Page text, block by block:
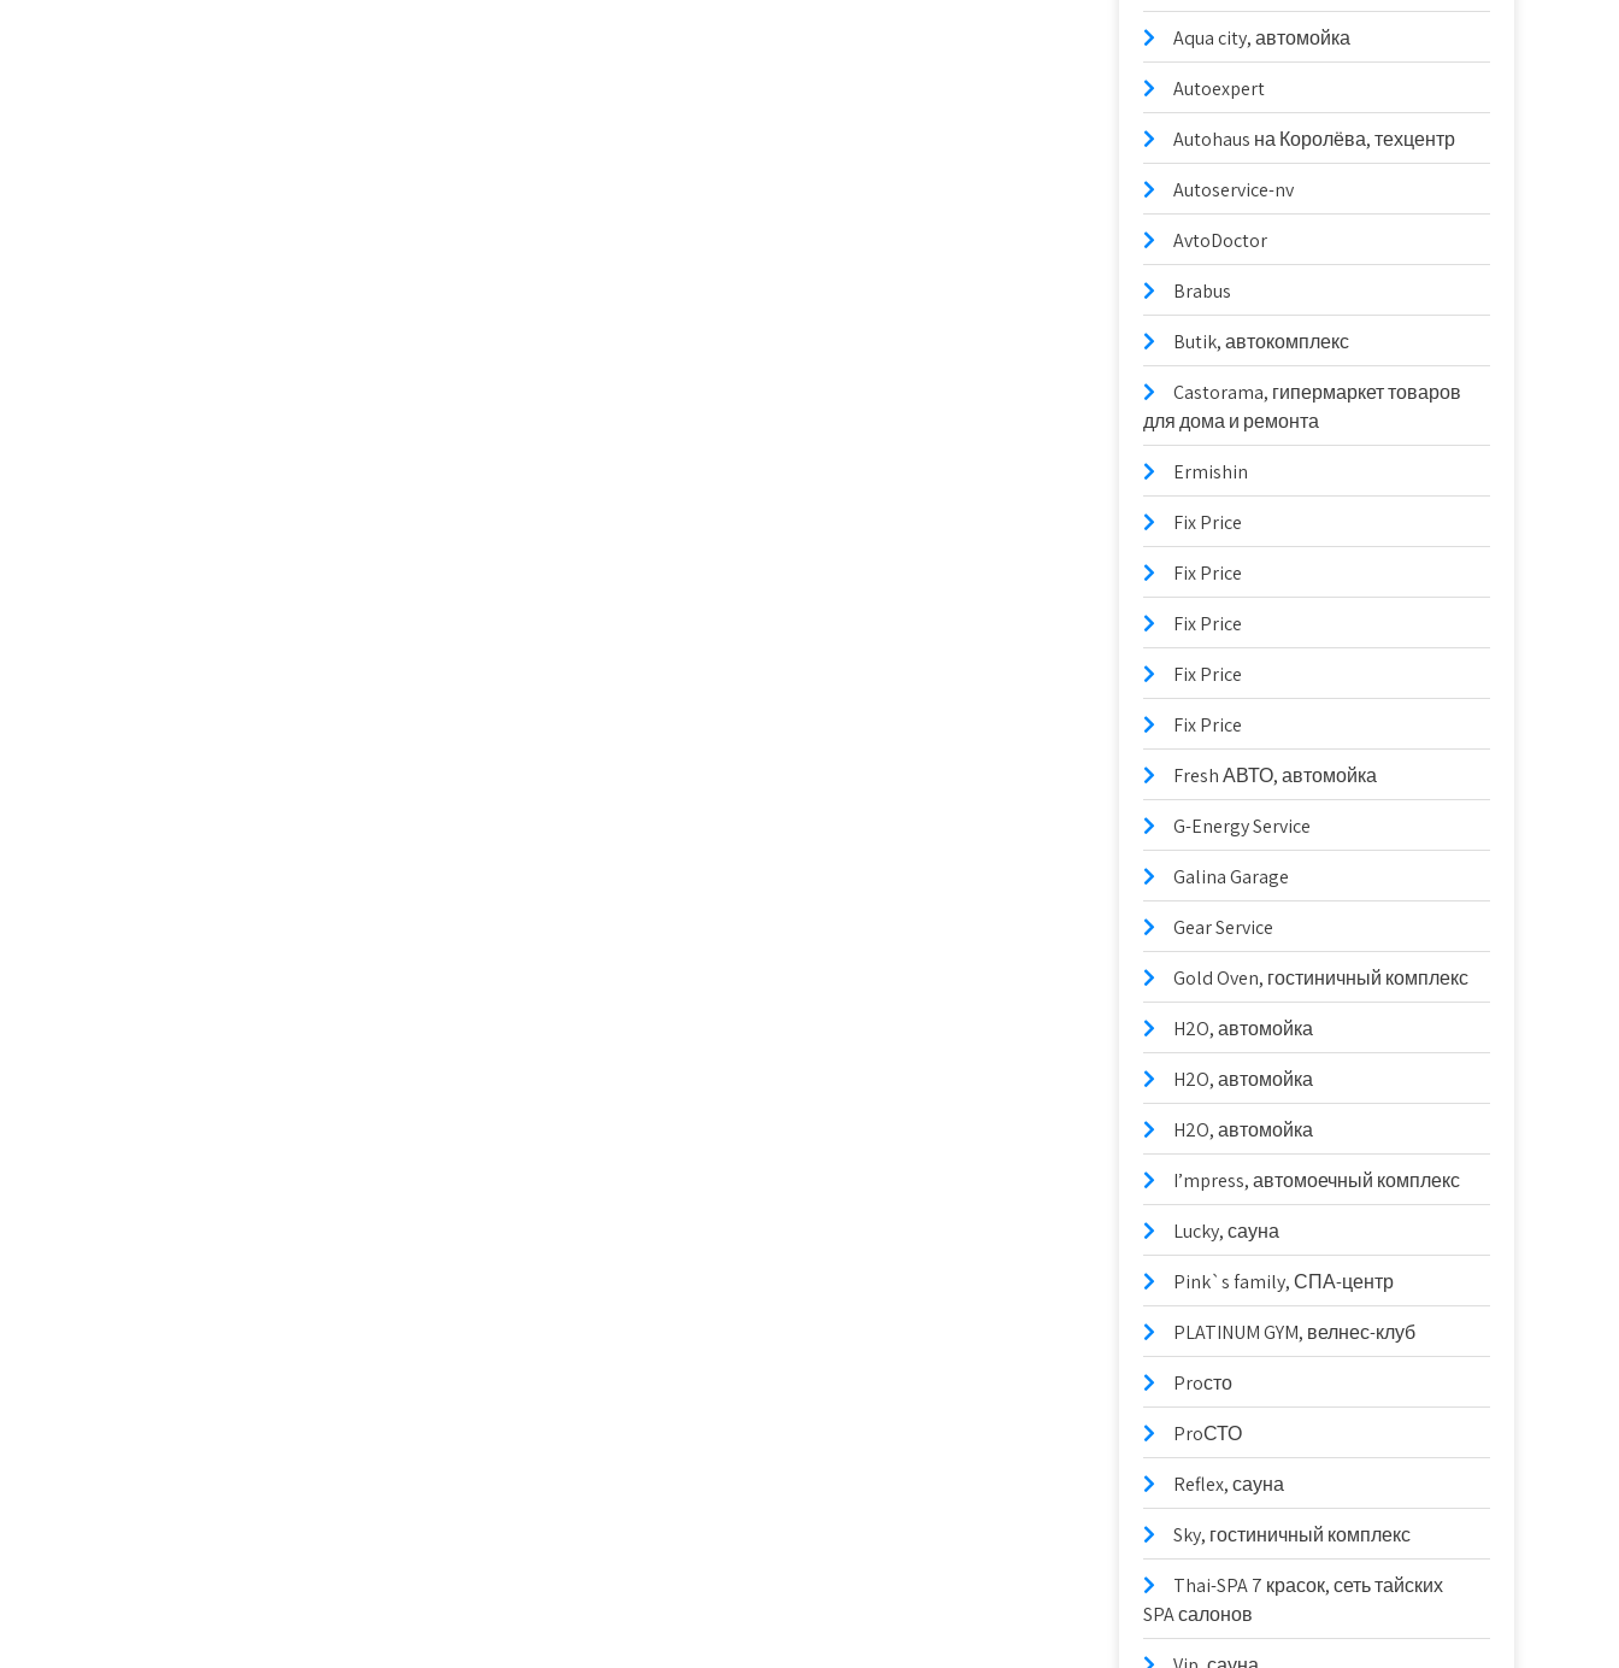
Aqua city, автомойка
Autoexpert
Autohaus на Королёва, техцентр
Autoservice-nv
AvtoDoctor
Brabus
Butik, автокомплекс
Castorama, гипермаркет товаров
для дома и ремонта
Ermishin
Fix Price
Fix Price
Fix Price
Fix Price
Fix Price
Fresh АВТО, автомойка
G-Energy Service
Galina Garage
Gear Service
Gold Oven, гостиничный комплекс
H2O, автомойка
H2O, автомойка
H2O, автомойка
I’mpress, автомоечный комплекс
Lucky, сауна
Pink`s family, СПА-центр
PLATINUM GYM, велнес-клуб
Proсто
ProСТО
Reflex, сауна
Sky, гостиничный комплекс
Thai-SPA 7 красок, сеть тайских
SPA салонов